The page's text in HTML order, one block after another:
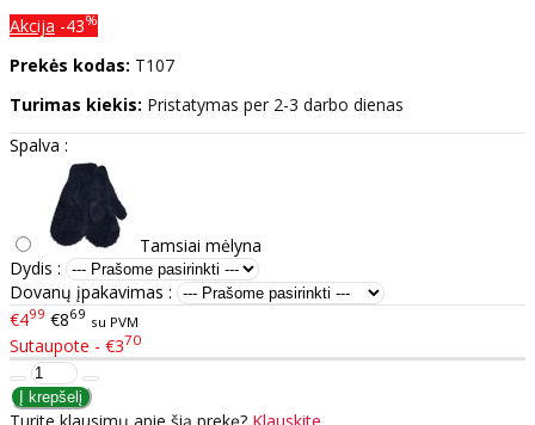
Akcija -43%
Prekės kodas: T107
Turimas kiekis: Pristatymas per 2-3 darbo dienas
Spalva :
Tamsiai mėlyna
Dydis :
Dovanų įpakavimas :
€499 €869 su PVM
Sutaupote - €370